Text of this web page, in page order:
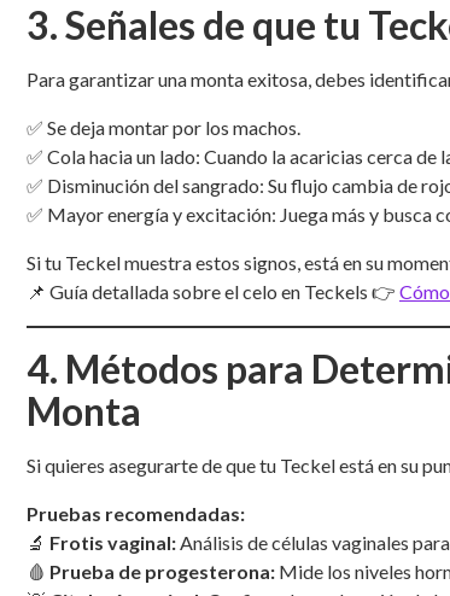
3. Señales de que tu
Para garantizar una monta exitosa, debes
✅ Se deja montar por los machos.
✅ Cola hacia un lado: Cuando la acaricias cerca de
✅ Disminución del sangrado: Su flujo cambia de
✅ Mayor energía y excitación: Juega más y busca
Si tu Teckel muestra estos signos, está en su
📌 Guía detallada sobre el celo en Teckels 👉
4. Métodos para
Monta
Si quieres asegurarte de que tu Teckel está en su
Pruebas recomendadas:
🔬 Frotis vaginal:Análisis de células vaginales
🩸 Prueba de progesterona: Mide los niveles